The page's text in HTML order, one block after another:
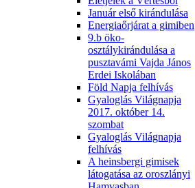
Január első kirándulása
Energiaőrjárat a gimiben
9.b öko-
osztálykirándulása a
pusztavámi Vajda János
Erdei Iskolában
Föld Napja felhívás
Gyaloglás Világnapja
2017. október 14.
szombat
Gyaloglás Világnapja
felhívás
A heinsbergi gimisek
látogatása az oroszlányi